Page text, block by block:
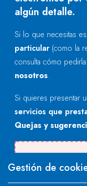
algún detalle.
Si lo que necesitas
particular (como la
consulta cómo
nosotros.
Si quieres presentar
servicios que
Quejas y
"text".
Gestión de